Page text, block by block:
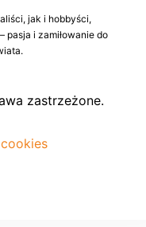
jak i hobbyści,
pasja i zamiłowanie do
zastrzeżone.